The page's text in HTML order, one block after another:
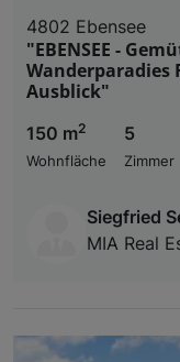
4802 Ebensee
"EBENSEE -
Wanderparadies
Ausblick"
150 m2
Wohnfläche
5
Zimmer
Siegfried
MIA Real